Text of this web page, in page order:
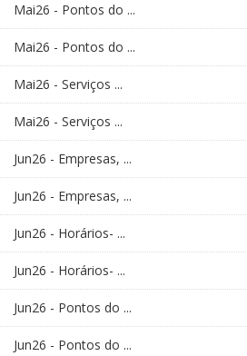
Mai26 - Pontos do ...
Mai26 - Pontos do ...
Mai26 - Serviços ...
Mai26 - Serviços ...
Jun26 - Empresas, ...
Jun26 - Empresas, ...
Jun26 - Horários- ...
Jun26 - Horários- ...
Jun26 - Pontos do ...
Jun26 - Pontos do ...